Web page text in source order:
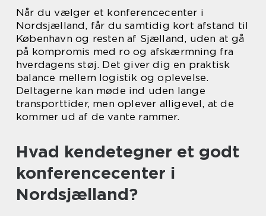
Når du vælger et konferencecenter i
Nordsjælland, får du samtidig kort afstand til
København og resten af Sjælland, uden at gå
på kompromis med ro og afskærmning fra
hverdagens støj. Det giver dig en praktisk
balance mellem logistik og oplevelse.
Deltagerne kan møde ind uden lange
transporttider, men oplever alligevel, at de
kommer ud af de vante rammer.
Hvad kendetegner et godt
konferencecenter i
Nordsjælland?